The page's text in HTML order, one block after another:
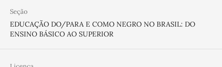
Seção
EDUCAÇÃO DO/PARA E COMO NEGRO NO BRASIL: DO
ENSINO BÁSICO AO SUPERIOR